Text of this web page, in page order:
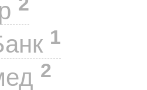
1
2